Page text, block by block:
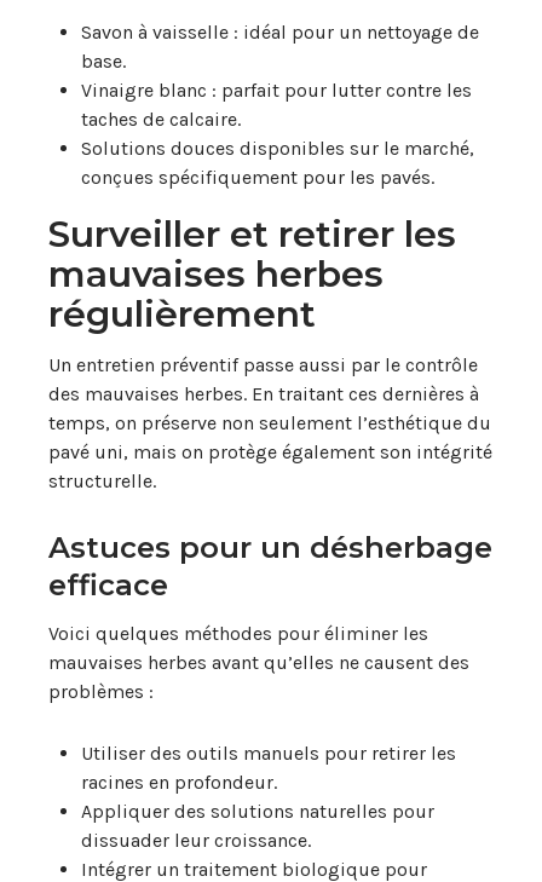
Savon à vaisselle : idéal pour un nettoyage de
base.
Vinaigre blanc : parfait pour lutter contre les
taches de calcaire.
Solutions douces disponibles sur le marché,
conçues spécifiquement pour les pavés.
Surveiller et retirer les
mauvaises herbes
régulièrement
Un entretien préventif passe aussi par le contrôle
des mauvaises herbes. En traitant ces dernières à
temps, on préserve non seulement l’esthétique du
pavé uni, mais on protège également son intégrité
structurelle.
Astuces pour un désherbage
efficace
Voici quelques méthodes pour éliminer les
mauvaises herbes avant qu’elles ne causent des
problèmes :
Utiliser des outils manuels pour retirer les
racines en profondeur.
Appliquer des solutions naturelles pour
dissuader leur croissance.
Intégrer un traitement biologique pour